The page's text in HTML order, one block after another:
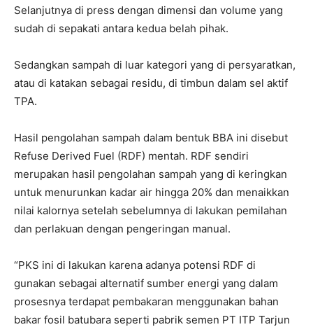
Selanjutnya di press dengan dimensi dan volume yang
sudah di sepakati antara kedua belah pihak.
Sedangkan sampah di luar kategori yang di persyaratkan,
atau di katakan sebagai residu, di timbun dalam sel aktif
TPA.
Hasil pengolahan sampah dalam bentuk BBA ini disebut
Refuse Derived Fuel (RDF) mentah. RDF sendiri
merupakan hasil pengolahan sampah yang di keringkan
untuk menurunkan kadar air hingga 20% dan menaikkan
nilai kalornya setelah sebelumnya di lakukan pemilahan
dan perlakuan dengan pengeringan manual.
“PKS ini di lakukan karena adanya potensi RDF di
gunakan sebagai alternatif sumber energi yang dalam
prosesnya terdapat pembakaran menggunakan bahan
bakar fosil batubara seperti pabrik semen PT ITP Tarjun